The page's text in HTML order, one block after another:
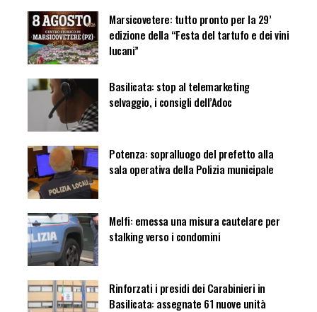
Marsicovetere: tutto pronto per la 29’
edizione della “Festa del tartufo e dei vini
lucani”
Basilicata: stop al telemarketing
selvaggio, i consigli dell’Adoc
Potenza: sopralluogo del prefetto alla
sala operativa della Polizia municipale
Melfi: emessa una misura cautelare per
stalking verso i condomini
Rinforzati i presidi dei Carabinieri in
Basilicata: assegnate 61 nuove unità